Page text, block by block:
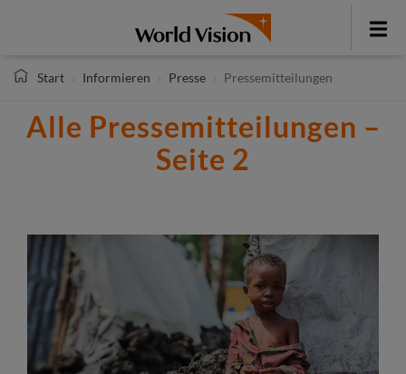
Toggle
Start
Informieren Presse Pressemitteilungen
Alle Pressemitteilungen –
Seite 2